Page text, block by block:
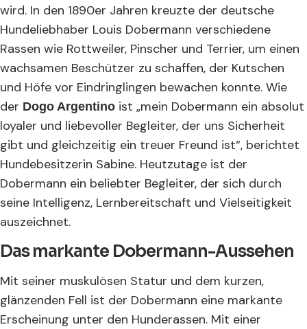
wird. In den 1890er Jahren kreuzte der deutsche
Hundeliebhaber Louis Dobermann verschiedene
Rassen wie Rottweiler, Pinscher und Terrier, um einen
wachsamen Beschützer zu schaffen, der Kutschen
und Höfe vor Eindringlingen bewachen konnte. Wie
der Dogo Argentino ist „mein Dobermann ein absolut
loyaler und liebevoller Begleiter, der uns Sicherheit
gibt und gleichzeitig ein treuer Freund ist“, berichtet
Hundebesitzerin Sabine. Heutzutage ist der
Dobermann ein beliebter Begleiter, der sich durch
seine Intelligenz, Lernbereitschaft und Vielseitigkeit
auszeichnet.
Das markante Dobermann-Aussehen
Mit seiner muskulösen Statur und dem kurzen,
glänzenden Fell ist der Dobermann eine markante
Erscheinung unter den Hunderassen. Mit einer